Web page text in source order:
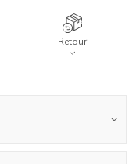
Retour